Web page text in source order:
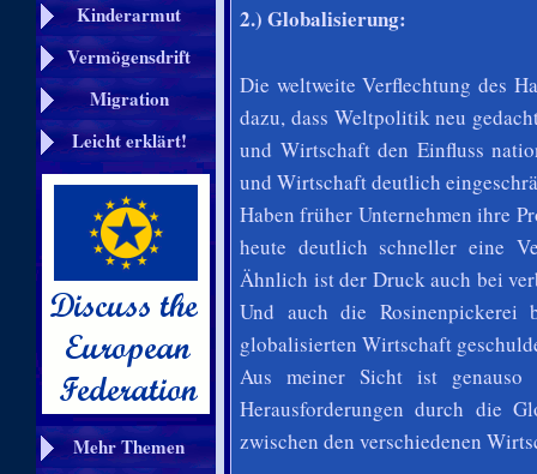
Kinderarmut
Vermögensdrift
Migration
Leicht erklärt!
Mehr Themen
2.) Globalisierung:
Die weltweite Verflechtung des
dazu, dass Weltpolitik neu
und Wirtschaft den Einfluss
und Wirtschaft deutlich
Haben früher Unternehmen ihre
heute deutlich schneller eine
Ähnlich ist der Druck auch bei
Und auch die Rosinenpickerei
globalisierten Wirtschaft
Aus meiner Sicht ist
Herausforderungen durch die
zwischen den verschiedenen